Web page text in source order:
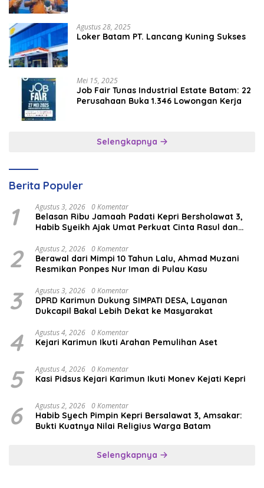
Agustus 28, 2025
Loker Batam PT. Lancang Kuning Sukses
Mei 15, 2025
Job Fair Tunas Industrial Estate Batam: 22
Perusahaan Buka 1.346 Lowongan Kerja
Selengkapnya
Berita Populer
1 Agustus 3, 2026 0 Komentar
Belasan Ribu Jamaah Padati Kepri Bersholawat 3,
Habib Syeikh Ajak Umat Perkuat Cinta Rasul dan
2 Agustus 2, 2026 0 Komentar
Berawal dari Mimpi 10 Tahun Lalu, Ahmad Muzani
Resmikan Ponpes Nur Iman di Pulau Kasu
3 Agustus 3, 2026 0 Komentar
DPRD Karimun Dukung SIMPATI DESA, Layanan
Dukcapil Bakal Lebih Dekat ke Masyarakat
4 Agustus 4, 2026 0 Komentar
Kejari Karimun Ikuti Arahan Pemulihan Aset
5 Agustus 4, 2026 0 Komentar
Kasi Pidsus Kejari Karimun Ikuti Monev Kejati Kepri
6 Agustus 2, 2026 0 Komentar
Habib Syech Pimpin Kepri Bersalawat 3, Amsakar:
Bukti Kuatnya Nilai Religius Warga Batam
Selengkapnya